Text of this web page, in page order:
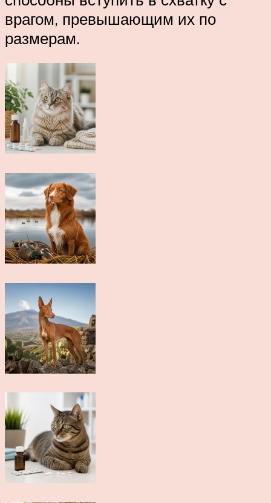
врагом, превышающим их по
размерам.